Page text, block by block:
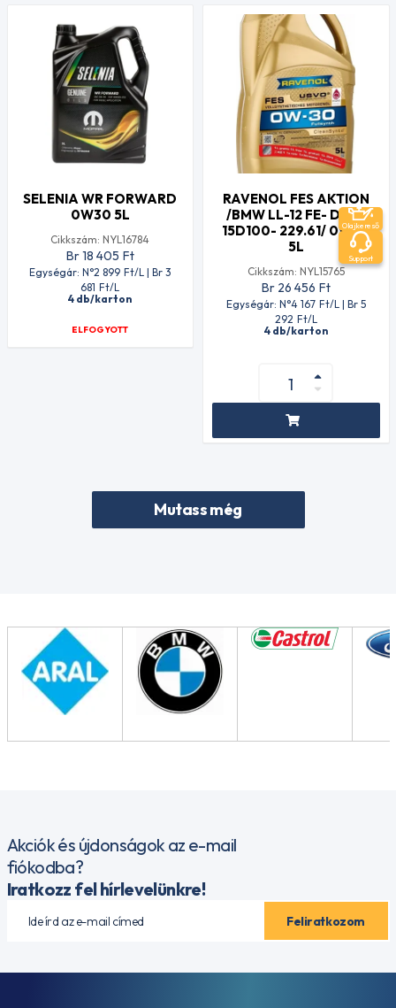
SELENIA WR FORWARD
0W30 5L
Cikkszám: NYL16784
Br 18 405 Ft
Egységár: N°2 899 Ft/L | Br 3
681 Ft/L
4 db/karton
ELFOGYOTT
RAVENOL FES AKTION
/BMW LL-12 FE- DTFR
15D100- 229.61/ 0W30
5L
Cikkszám: NYL15765
Br 26 456 Ft
Egységár: N°4 167 Ft/L | Br 5
292 Ft/L
4 db/karton
Mutass még
Akciók és újdonságok az e-mail
fiókodba?
Iratkozz fel hírlevelünkre!
Olajkereső
Support